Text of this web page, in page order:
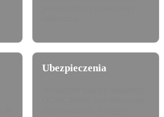
Ubezpieczenia